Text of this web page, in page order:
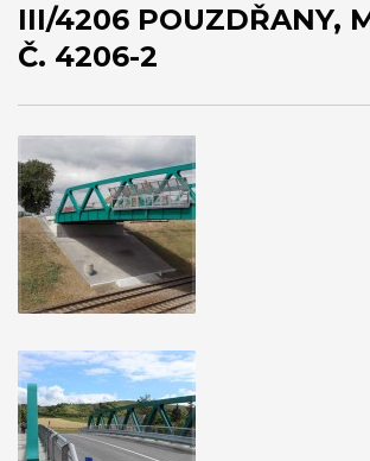
III/4206 POUZDŘANY,
Č. 4206-2